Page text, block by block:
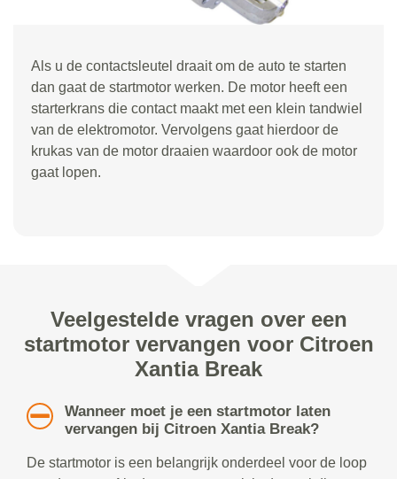
Als u de contactsleutel draait om de auto te starten
dan gaat de startmotor werken. De motor heeft een
starterkrans die contact maakt met een klein tandwiel
van de elektromotor. Vervolgens gaat hierdoor de
krukas van de motor draaien waardoor ook de motor
gaat lopen.
Veelgestelde vragen over een
startmotor vervangen voor Citroen
Xantia Break
Wanneer moet je een startmotor laten
vervangen bij Citroen Xantia Break?
De startmotor is een belangrijk onderdeel voor de loop